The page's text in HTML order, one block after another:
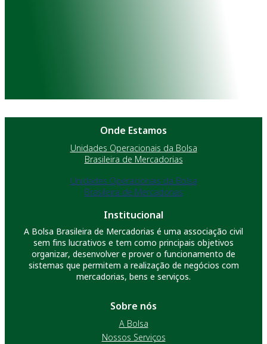
Onde Estamos
Unidades Operacionais da Bolsa
Brasileira de Mercadorias
Unidades Operacionais da Bolsa
Brasileira de Mercadorias
Institucional
A Bolsa Brasileira de Mercadorias é uma associação civil
sem fins lucrativos e tem como principais objetivos
organizar, desenvolver e prover o funcionamento de
sistemas que permitem a realização de negócios com
mercadorias, bens e serviços.
Sobre nós
A Bolsa
Nossos Serviços